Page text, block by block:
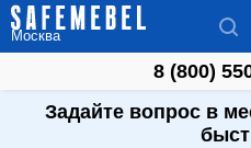
Москва
8 (800)
Задайте вопрос в